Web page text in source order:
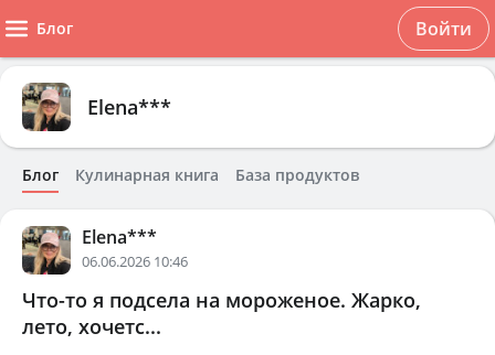
Блог Войти
Elena***
Блог Кулинарная книга База продуктов
Elena***
06.06.2026 10:46
Что-то я подсела на мороженое. Жарко,
лето, хочетс...